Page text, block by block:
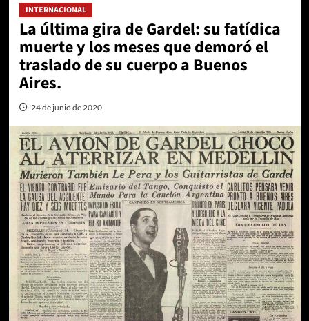
INTERNACIONAL
La última gira de Gardel: su fatídica
muerte y los meses que demoró el
traslado de su cuerpo a Buenos
Aires.
24 de junio de 2020